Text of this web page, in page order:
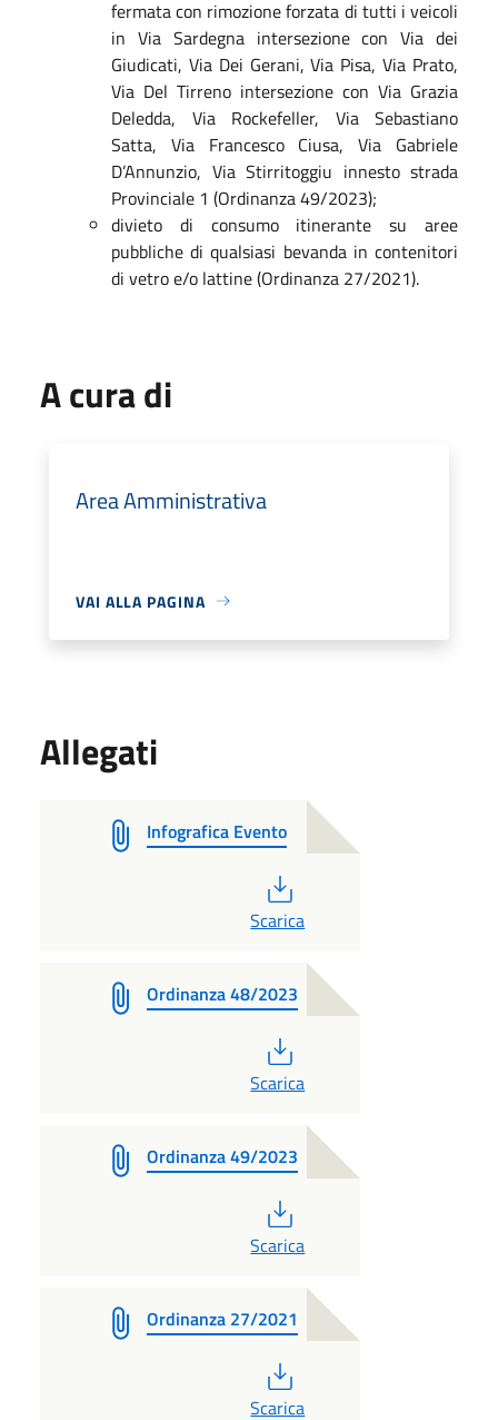
fermata con rimozione forzata di tutti i veicoli
in Via Sardegna intersezione con Via dei
Giudicati, Via Dei Gerani, Via Pisa, Via Prato,
Via Del Tirreno intersezione con Via Grazia
Deledda, Via Rockefeller, Via Sebastiano
Satta, Via Francesco Ciusa, Via Gabriele
D’Annunzio, Via Stirritoggiu innesto strada
Provinciale 1 (Ordinanza 49/2023);
divieto di consumo itinerante su aree
pubbliche di qualsiasi bevanda in contenitori
di vetro e/o lattine (Ordinanza 27/2021).
A cura di
Area Amministrativa
VAI ALLA PAGINA
Allegati
Infografica Evento
Scarica
Ordinanza 48/2023
Scarica
Ordinanza 49/2023
Scarica
Ordinanza 27/2021
Scarica